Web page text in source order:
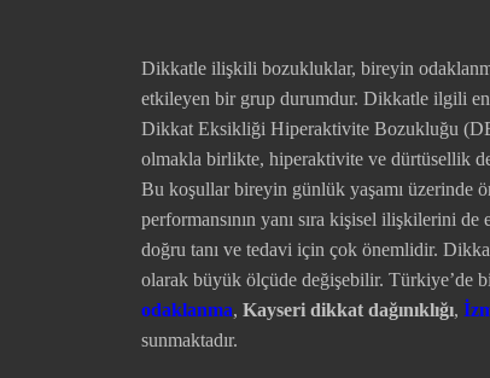
Dikkatle ilişkili bozukluklar, bireyin
etkileyen bir grup durumdur. Dikkatle ilgili
Dikkat Eksikliği Hiperaktivite Bozukluğu
olmakla birlikte, hiperaktivite ve dürtüsellik
Bu koşullar bireyin günlük yaşamı üzerinde
performansının yanı sıra kişisel ilişkilerini
doğru tanı ve tedavi için çok önemlidir.
olarak büyük ölçüde değişebilir. Türkiye’de
odaklanma, Kayseri dikkat dağınıklığı,
sunmaktadır.